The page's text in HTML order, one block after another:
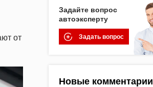
от
Задайте вопрос
автоэксперту
Задать вопрос
Новые комментарии